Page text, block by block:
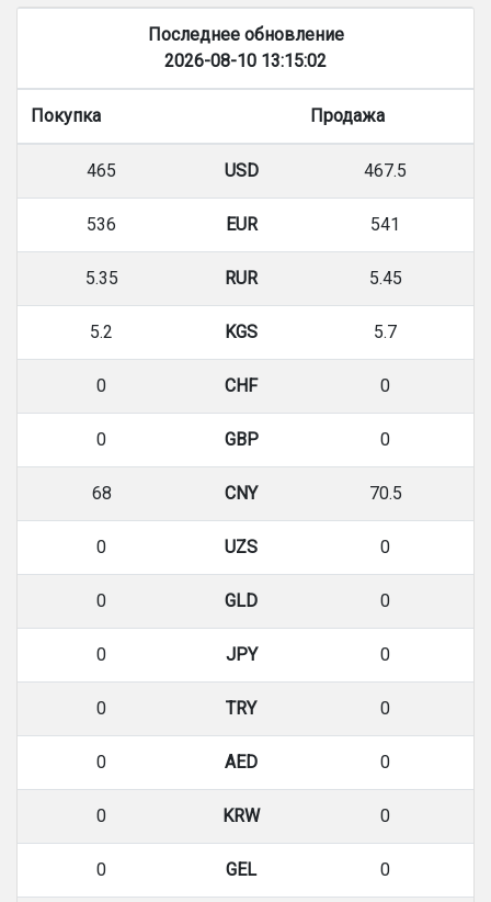
Последнее обновление
2026-08-10 13:15:02
Покупка Продажа
465 USD 467.5
536 EUR 541
5.35 RUR 5.45
5.2 KGS 5.7
0 CHF 0
0 GBP 0
68 CNY 70.5
0 UZS 0
0 GLD 0
0 JPY 0
0 TRY 0
0 AED 0
0 KRW 0
0 GEL 0